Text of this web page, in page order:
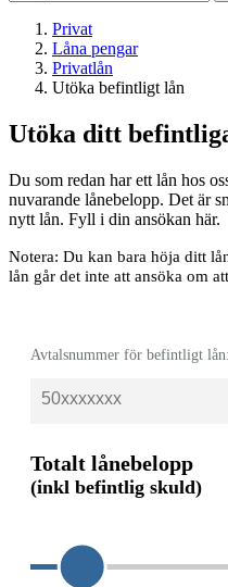
Privat
Låna pengar
Privatlån
Utöka befintligt lån
Utöka ditt
Du som redan har ett lån hos
nuvarande lånebelopp. Det är
nytt lån. Fyll i din ansökan här.
Notera: Du kan bara höja ditt
lån går det inte att ansöka om
Avtalsnummer för befintligt lån:
Totalt lånebelopp
(inkl befintlig skuld)